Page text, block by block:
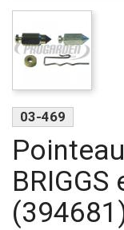
03-469
BRIGGS